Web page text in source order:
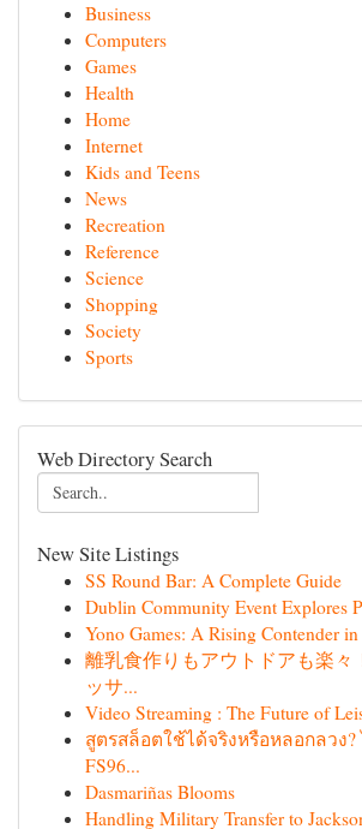
Business
Computers
Games
Health
Home
Internet
Kids and Teens
News
Recreation
Reference
Science
Shopping
Society
Sports
Web Directory Search
New Site Listings
SS Round Bar: A Complete Guide
Dublin Community Event Explores
Yono Games: A Rising Contender
離乳食作りもアウトドアも楽々
ッサ...
Video Streaming : The Future of
สูตรสล็อตใช้ได้จริงหรือหลอกลวง
FS96...
Dasmariñas Blooms
Handling Military Transfer to